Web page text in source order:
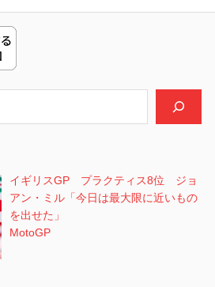
イギリスGP プラクティス8位 ジョ
アン・ミル「今日は最大限に近いもの
を出せた」
MotoGP